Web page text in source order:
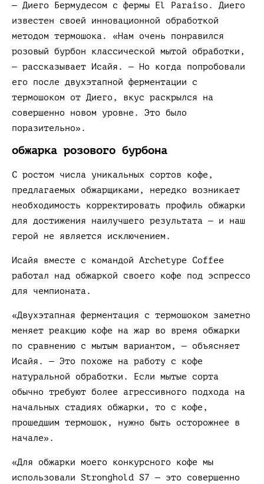
— Диего Бермудесом с фермы El Paraiso. Диего
известен своей инновационной обработкой
методом термошока. «Нам очень понравился
розовый бурбон классической мытой обработки,
— рассказывает Исайя. — Но когда попробовали
его после двухэтапной ферментации с
термошоком от Диего, вкус раскрылся на
совершенно новом уровне. Это было
поразительно».
обжарка розового бурбона
С ростом числа уникальных сортов кофе,
предлагаемых обжарщиками, нередко возникает
необходимость корректировать профиль обжарки
для достижения наилучшего результата — и наш
герой не является исключением.
Исайя вместе с командой Archetype Coffee
работал над обжаркой своего кофе под эспрессо
для чемпионата.
«Двухэтапная ферментация с термошоком заметно
меняет реакцию кофе на жар во время обжарки
по сравнению с мытым вариантом, — объясняет
Исайя. — Это похоже на работу с кофе
натуральной обработки. Если мытые сорта
обычно требуют более агрессивного подхода на
начальных стадиях обжарки, то с кофе,
прошедшим термошок, нужно быть осторожнее в
начале».
«Для обжарки моего конкурсного кофе мы
использовали Stronghold S7 — это совершенно